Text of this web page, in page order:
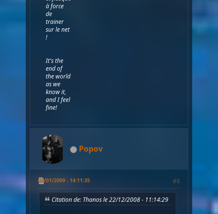
à force
de
trainer
sur le net
!
It's the
end of
the world
as we
know it,
and I feel
fine!
Popov
05/01/2009 - 14:11:35 #8
Citation de: Thanos le 22/12/2008 - 11:14:29